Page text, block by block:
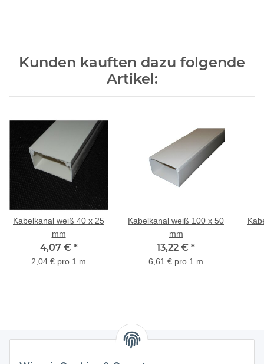
Kunden kauften dazu folgende
Artikel:
Kabelkanal weiß 40 x 25
mm
4,07 € *
2,04 € pro 1 m
Kabelkanal weiß 100 x 50
mm
13,22 € *
6,61 € pro 1 m